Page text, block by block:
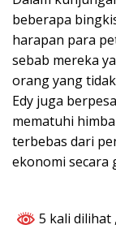
beberapa
harapan para
sebab mereka
orang yang
Edy juga
mematuhi
terbebas dari
ekonomi secara
5 kali dilihat